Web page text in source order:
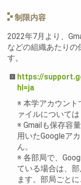
制限内容
2022年7月より、
などの組織あたりの
す。
https://
hl=ja
※ 本学アカウント
ァイルについて
※ Gmailも保存容
用いたGoogleア
ん。
※ 各部局で、
ている場合は、
ます。部局ごと